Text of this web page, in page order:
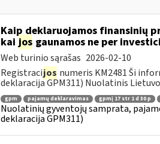
Kaip deklaruojamos finansinių
kai jos gaunamos ne per
Web turinio sąrašas 2026-02-10
Registracijos numeris KM2481 Ši
deklaracija GPM311) Nuolatinis
gpm pajamų deklaravimas gpmį 17 str 1 d 30 p
Nuolatinių gyventojų samprata,
deklaracija GPM311)